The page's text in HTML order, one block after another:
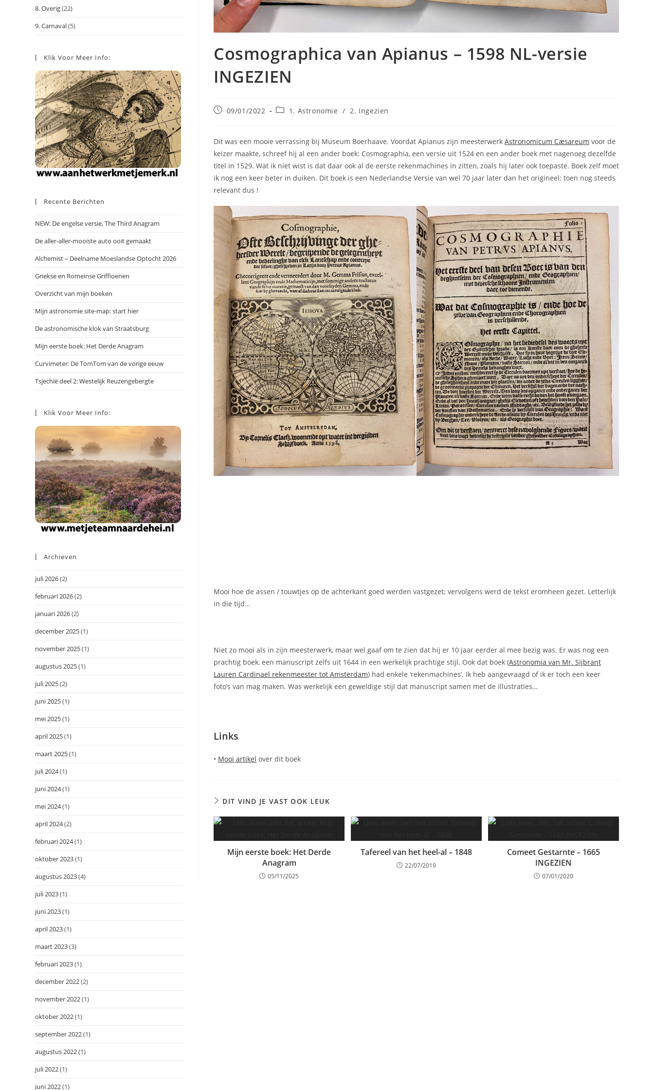
Cosmographica van Apianus – 1598 NL-versie
INGEZIEN
Bericht09/01/2022 Berichtcategorie:
1. Astronomie / 2. Ingezien
Dit was een mooie verrassing bij Museum Boerhaave. Voordat Apianus zijn meesterwerk Astronomicum Cæsareum voor de
keizer maakte, schreef hij al een ander boek: Cosmographia, een versie uit 1524 en een ander boek met nagenoeg dezelfde
titel in 1529. Wat ik niet wist is dat daar ook al de eerste rekenmachines in zitten, zoals hij later ook toepaste. Boek zelf moet
ik nog een keer beter in duiken. Dit boek is een Nederlandse Versie van wel 70 jaar later dan het origineel: toen nog steeds
relevant dus !
Mooi hoe de assen / touwtjes op de achterkant goed werden vastgezet; vervolgens werd de tekst eromheen gezet. Letterlijk
in die tijd…
Niet zo mooi als in zijn meesterwerk, maar wel gaaf om te zien dat hij er 10 jaar eerder al mee bezig was. Er was nog een
prachtig boek, een manuscript zelfs uit 1644 in een werkelijk prachtige stijl. Ook dat boek (Astronomia van Mr. Sijbrant
Lauren Cardinael rekenmeester tot Amsterdam) had enkele ‘rekenmachines’. Ik heb aangevraagd of ik er toch een keer
foto’s van mag maken. Was werkelijk een geweldige stijl dat manuscript samen met de illustraties…
Links
• Mooi artikel over dit boek
DIT VIND JE VAST OOK LEUK
Mijn eerste boek: Het Derde
Anagram
05/11/2025
Tafereel van het heel-al – 1848
22/07/2019
Comeet Gestarnte – 1665
INGEZIEN
07/01/2020
8. Overig(22)
9. Carnaval(5)
Klik Voor Meer Info:
Recente Berichten
NEW: De engelse versie, The Third Anagram
De aller-aller-mooiste auto ooit gemaakt
Alchemist – Deelname Moeslandse Optocht 2026
Griekse en Romeinse Griffioenen
Overzicht van mijn boeken
Mijn astronomie site-map: start hier
De astronomische klok van Straatsburg
Mijn eerste boek: Het Derde Anagram
Curvimeter: De TomTom van de vorige eeuw
Tsjechië deel 2: Westelijk Reuzengebergte
Klik Voor Meer Info:
Archieven
juli 2026(2)
februari 2026(2)
januari 2026(2)
december 2025(1)
november 2025(1)
augustus 2025(1)
juli 2025(2)
juni 2025(1)
mei 2025(1)
april 2025(1)
maart 2025(1)
juli 2024(1)
juni 2024(1)
mei 2024(1)
april 2024(2)
februari 2024(1)
oktober 2023(1)
augustus 2023(4)
juli 2023(1)
juni 2023(1)
april 2023(1)
maart 2023(3)
februari 2023(1)
december 2022(2)
november 2022(1)
oktober 2022(1)
september 2022(1)
augustus 2022(1)
juli 2022(1)
juni 2022(1)